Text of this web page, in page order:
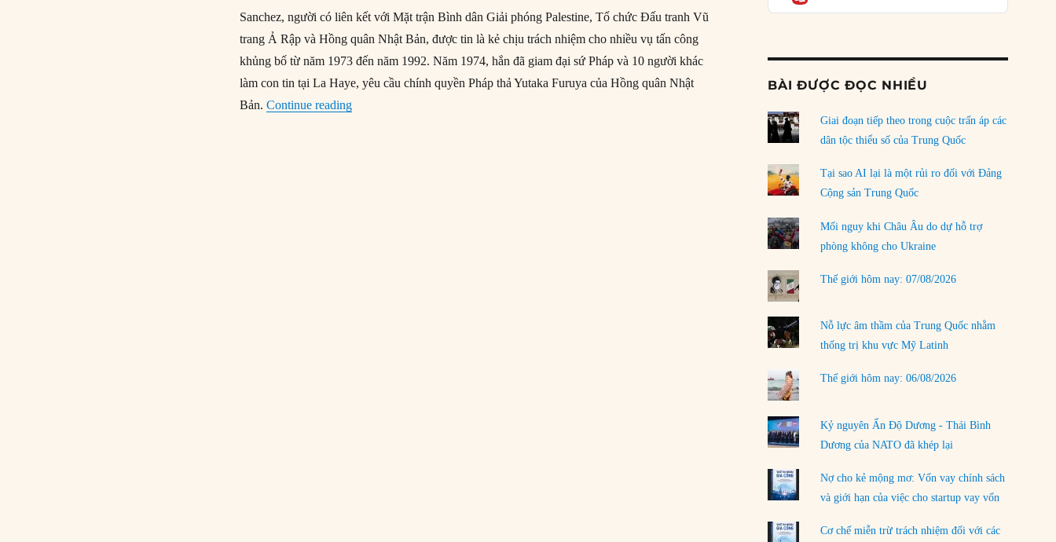
Sanchez, người có liên kết với Mặt trận Bình dân Giải phóng Palestine, Tổ chức Đấu tranh Vũ
trang Ả Rập và Hồng quân Nhật Bản, được tin là kẻ chịu trách nhiệm cho nhiều vụ tấn công
khủng bố từ năm 1973 đến năm 1992. Năm 1974, hắn đã giam đại sứ Pháp và 10 người khác
làm con tin tại La Haye, yêu cầu chính quyền Pháp thả Yutaka Furuya của Hồng quân Nhật
Bản.Continue reading“14/08/1994: Kẻ khủng bố Carlos ‘the Jackal’ bị bắt giữ”
03/08/2026
Đặt cược vào thất bại: Các quỹ đầu tư mạo
rủi ro
02/08/2026
Làm thế nào để kết thúc Chiến tranh Iran?
01/08/2026
Chiến lược kế tiếp của Bắc Kinh ở Biển Đông
31/07/2026
Trật tự thế giới mới: Các nước nhỏ sẽ luôn
phải chịu đựng?
30/07/2026
LOAD MORE
BÀI ĐƯỢC ĐỌC NHIỀU
Giai đoạn tiếp theo trong cuộc trấn áp các
dân tộc thiểu số của Trung Quốc
Tại sao AI lại là một rủi ro đối với Đảng
Cộng sản Trung Quốc
Mối nguy khi Châu Âu do dự hỗ trợ
phòng không cho Ukraine
Thế giới hôm nay: 07/08/2026
Nỗ lực âm thầm của Trung Quốc nhằm
thống trị khu vực Mỹ Latinh
Thế giới hôm nay: 06/08/2026
Kỷ nguyên Ấn Độ Dương - Thái Bình
Dương của NATO đã khép lại
Nợ cho kẻ mộng mơ: Vốn vay chính sách
và giới hạn của việc cho startup vay vốn
Cơ chế miễn trừ trách nhiệm đối với các